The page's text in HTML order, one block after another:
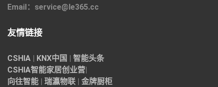
Email：service@le365.cc
友情链接
CSHIA KNX中国
智能头条
CSHIA智能家居创业营
向往智能
瑞瀛物联
金牌厨柜